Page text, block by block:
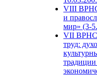
VIII
и
мир» (3-
VII ВРНС
труд: